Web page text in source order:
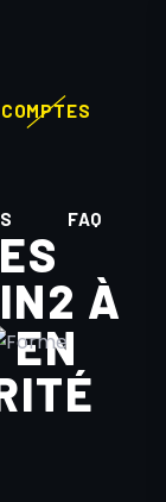
COMPTES
FAQ
À
EN